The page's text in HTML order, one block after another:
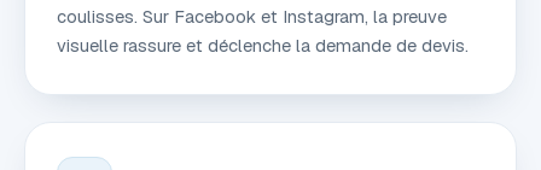
coulisses. Sur Facebook et Instagram, la preuve
visuelle rassure et déclenche la demande de devis.